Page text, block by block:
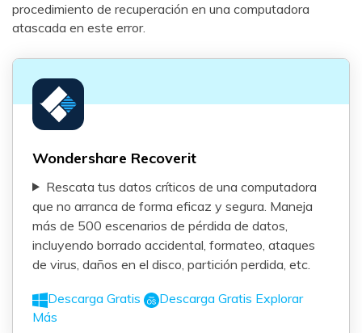
procedimiento de recuperación en una computadora
atascada en este error.
Wondershare Recoverit
Rescata tus datos críticos de una computadora
que no arranca de forma eficaz y segura. Maneja
más de 500 escenarios de pérdida de datos,
incluyendo borrado accidental, formateo, ataques
de virus, daños en el disco, partición perdida, etc.
Descarga Gratis Descarga Gratis Explorar
Más